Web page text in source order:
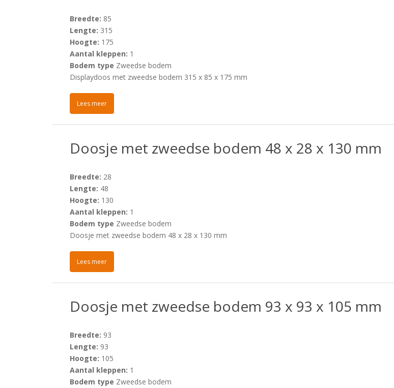
Breedte: 85
Lengte: 315
Hoogte: 175
Aantal kleppen: 1
Bodem type Zweedse bodem
Displaydoos met zweedse bodem 315 x 85 x 175 mm
Lees meer
Doosje met zweedse bodem 48 x 28 x 130 mm
Breedte: 28
Lengte: 48
Hoogte: 130
Aantal kleppen: 1
Bodem type Zweedse bodem
Doosje met zweedse bodem 48 x 28 x 130 mm
Lees meer
Doosje met zweedse bodem 93 x 93 x 105 mm
Breedte: 93
Lengte: 93
Hoogte: 105
Aantal kleppen: 1
Bodem type Zweedse bodem